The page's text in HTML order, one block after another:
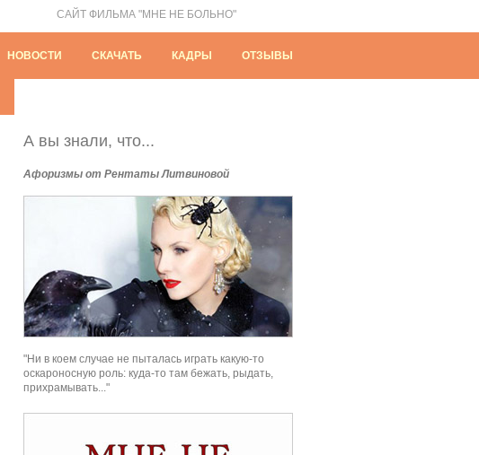
САЙТ ФИЛЬМА "МНЕ НЕ БОЛЬНО"
НОВОСТИ СКАЧАТЬ КАДРЫ ОТЗЫВЫ
А вы знали, что...
Афоризмы от Рентаты Литвиновой
"Ни в коем случае не пыталась играть какую-то
оскароносную роль: куда-то там бежать, рыдать,
прихрамывать..."